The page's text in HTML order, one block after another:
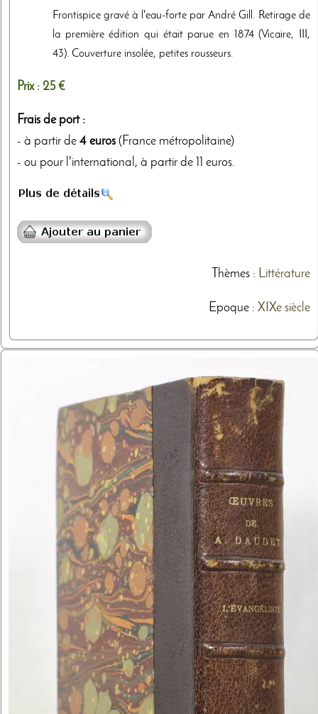
Frontispice gravé à l'eau-forte par André Gill. Retirage de
la première édition qui était parue en 1874 (Vicaire, III,
43). Couverture insolée, petites rousseurs.
Prix : 25 €
Frais de port :
- à partir de 4 euros (France métropolitaine)
- ou pour l'international, à partir de 11 euros.
Thèmes: Littérature
Epoque : XIXe siècle